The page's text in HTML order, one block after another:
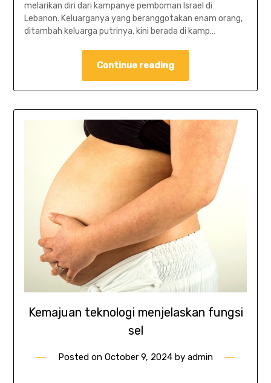
melarikan diri dari kampanye pemboman Israel di
Lebanon. Keluarganya yang beranggotakan enam orang,
ditambah keluarga putrinya, kini berada di kamp…
Continue reading
Kemajuan teknologi menjelaskan fungsi
sel
Posted on October 9, 2024 by admin